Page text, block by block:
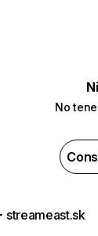
No
streameast.sk